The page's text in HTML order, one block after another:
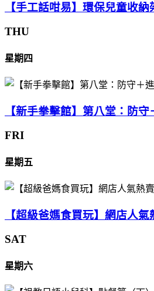
【手工話咁易】環保兒童收納
THU
星期四
【新手拳擊館】第八堂：防
FRI
星期五
【超級爸媽食買玩】網店人
SAT
星期六